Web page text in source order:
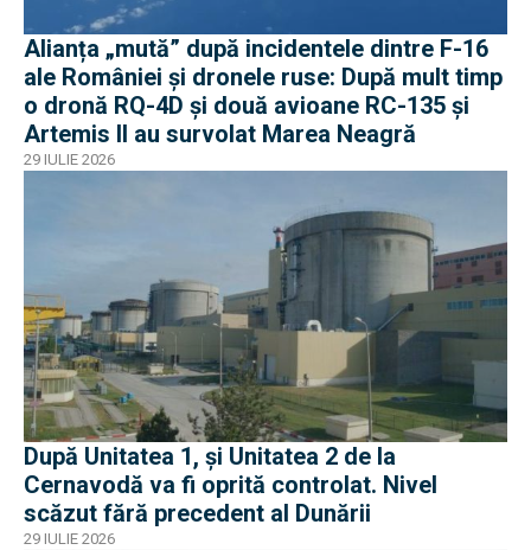
Alianța „mută” după incidentele dintre F-16
ale României și dronele ruse: După mult timp
o dronă RQ-4D și două avioane RC-135 și
Artemis II au survolat Marea Neagră
29 IULIE 2026
După Unitatea 1, și Unitatea 2 de la
Cernavodă va fi oprită controlat. Nivel
scăzut fără precedent al Dunării
29 IULIE 2026